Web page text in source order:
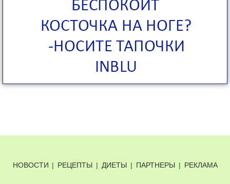
НОВОСТИ | РЕЦЕПТЫ | ДИЕТЫ | ПАРТНЕРЫ | РЕКЛАМА